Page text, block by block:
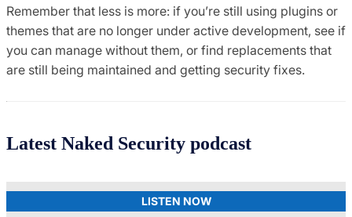
Remember that less is more: if you’re still using plugins or
themes that are no longer under active development, see if
you can manage without them, or find replacements that
are still being maintained and getting security fixes.
Latest Naked Security podcast
LISTEN NOW